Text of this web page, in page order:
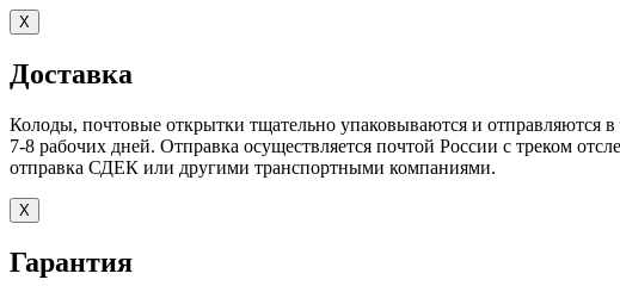
X
Доставка
Колоды, почтовые открытки тщательно упаковываются и отправляются
7-8 рабочих дней. Отправка осуществляется почтой России с треком
отправка СДЕК или другими транспортными компаниями.
X
Гарантия